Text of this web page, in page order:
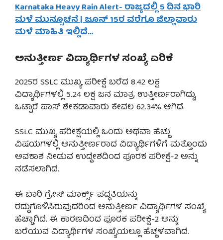
Karnataka Heavy Rain Alert- ರಾಜ್ಯದಲ್ಲಿ 5 ದಿನ ಭಾರಿ
ಮಳೆ ಮುನ್ಸೂಚನೆ | ಜೂನ್ 15ರ ವರೆಗೂ ಜಿಲ್ಲಾವಾರು
ಮಳೆ ಮಾಹಿತಿ ಇಲ್ಲಿದೆ…
ಅನುತ್ತೀರ್ಣ ವಿದ್ಯಾರ್ಥಿಗಳ ಸಂಖ್ಯೆ ಏರಿಕೆ
2025ರ SSLC ಮುಖ್ಯ ಪರೀಕ್ಷೆ ಬರೆದ 8.42 ಲಕ್ಷ
ವಿದ್ಯಾರ್ಥಿಗಳಲ್ಲಿ 5.24 ಲಕ್ಷ ಜನ ಮಾತ್ರ ಉತ್ತೀರ್ಣರಾಗಿದ್ದು,
ಒಟ್ಟಾರೆ ಪಾಸ್ ಶೇಕಡಾವಾರು ಕೇವಲ 62.34% ಆಗಿದೆ.
SSLC ಮುಖ್ಯ ಪರೀಕ್ಷೆಯಲ್ಲಿ ಒಂದು ಅಥವಾ ಹೆಚ್ಚು
ವಿಷಯಗಳಲ್ಲಿ ಅನುತ್ತೀರ್ಣರಾದ ವಿದ್ಯಾರ್ಥಿಗಳಿಗೆ ಮತ್ತೊಂದು
ಅವಕಾಶ ನೀಡುವ ಉದ್ದೇಶದಿಂದ ಪೂರಕ ಪರೀಕ್ಷೆ-2 ಅನ್ನು
ನಡೆಸಲಾಗಿದೆ.
ಈ ಬಾರಿ ಗ್ರೇಸ್ ಮಾರ್ಕ್ಸ್ ಪದ್ಧತಿಯನ್ನು
ರದ್ದುಗೊಳಿಸಿರುವುದರಿಂದ ಅನುತ್ತೀರ್ಣ ವಿದ್ಯಾರ್ಥಿಗಳ ಸಂಖ್ಯೆ
ಹೆಚ್ಚಾಗಿದೆ. ಈ ಕಾರಣದಿಂದ ಪೂರಕ ಪರೀಕ್ಷೆ-2 ಅನ್ನು
ಬರೆಯುವ ವಿದ್ಯಾರ್ಥಿಗಳ ಸಂಖ್ಯೆಯಲ್ಲೂ ಹೆಚ್ಚಳವಾಗಿದೆ.